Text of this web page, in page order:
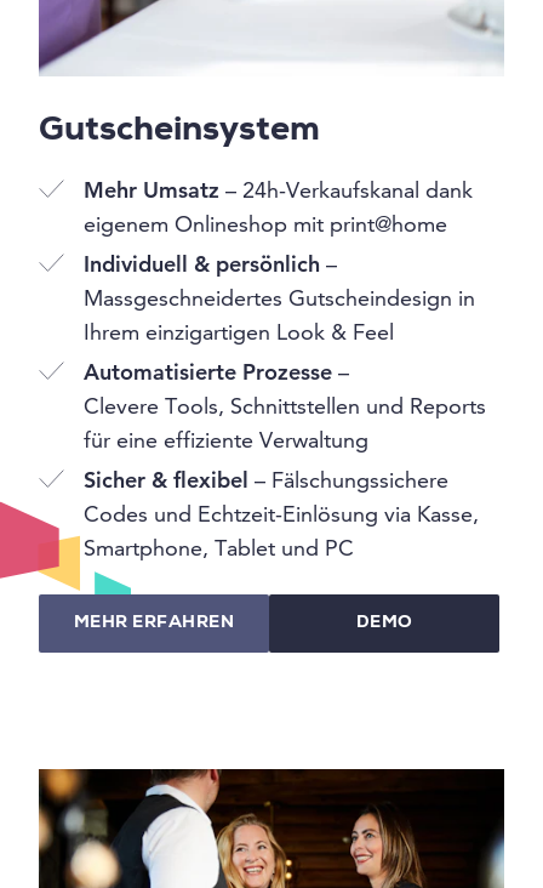
Gutscheinsystem
Mehr Umsatz – 24h-Verkaufskanal dank
eigenem Onlineshop mit print@home
Individuell & persönlich –
Massgeschneidertes Gutscheindesign in
Ihrem einzigartigen Look & Feel
Automatisierte Prozesse –
Clevere Tools, Schnittstellen und Reports
für eine effiziente Verwaltung
Sicher & flexibel – Fälschungssichere
Codes und Echtzeit-Einlösung via Kasse,
Smartphone, Tablet und PC
MEHR ERFAHREN DEMO